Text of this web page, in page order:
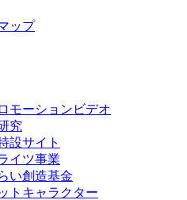
ップ
モーションビデオ
究
設サイト
イツ事業
い創造基金
トキャラクター